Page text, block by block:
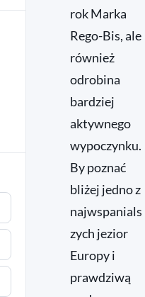
rok Marka
Rego-Bis, ale
również
odrobina
bardziej
aktywnego
wypoczynku.
By poznać
bliżej jedno z
najwspanials
zych jezior
Europy i
prawdziwą